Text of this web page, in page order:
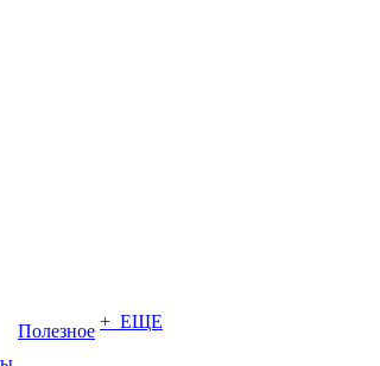
Полезное + ЕЩЕ